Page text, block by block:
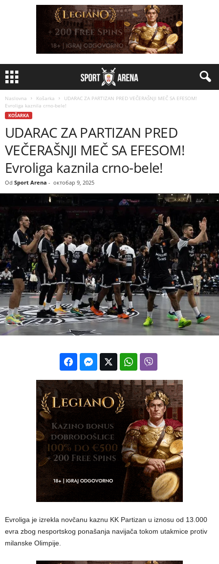
Naslovna Košarka
UDARAC ZA PARTIZAN PRED VEČERAŠNJI MEČ SA EFESOM!
Evroliga kaznila crno-bele!
KOŠARKA
UDARAC ZA PARTIZAN PRED
VEČERAŠNJI MEČ SA EFESOM!
Evroliga kaznila crno-bele!
Od Sport Arena - октобар 9, 2025
Evroliga je izrekla novčanu kaznu KK Partizan u iznosu od 13.000
evra zbog nesportskog ponašanja navijača tokom utakmice protiv
milanske Olimpije.